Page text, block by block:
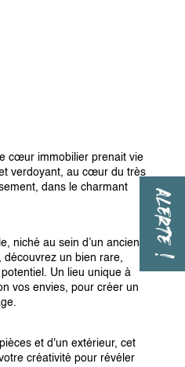
ALERTE !
cœur immobilier prenait vie
verdoyant, au cœur du très
dans le charmant
niché au sein d’un ancien
découvrez un bien rare,
Un lieu unique à
vos envies, pour créer un
et d'un extérieur, cet
créativité pour révéler